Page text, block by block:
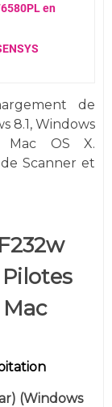
en
de
8.1, Windows
Mac OS X.
Scanner et
(Windows